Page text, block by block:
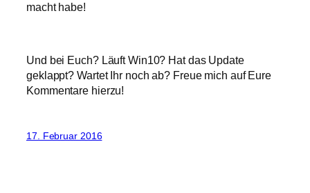
macht habe!
Und bei Euch? Läuft Win10? Hat das Update
geklappt? Wartet Ihr noch ab? Freue mich auf Eure
Kommentare hierzu!
17. Februar 2016